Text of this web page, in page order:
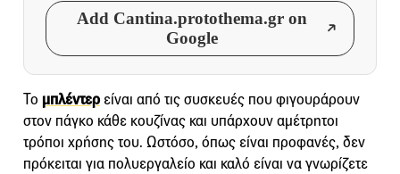
Add Cantina.protothema.gr on
Google
Το μπλέντερείναι από τις συσκευές που φιγουράρουν
στον πάγκο κάθε κουζίνας και υπάρχουν αμέτρητοι
τρόποι χρήσης του. Ωστόσο, όπως είναι προφανές, δεν
πρόκειται για πολυεργαλείο και καλό είναι να γνωρίζετε